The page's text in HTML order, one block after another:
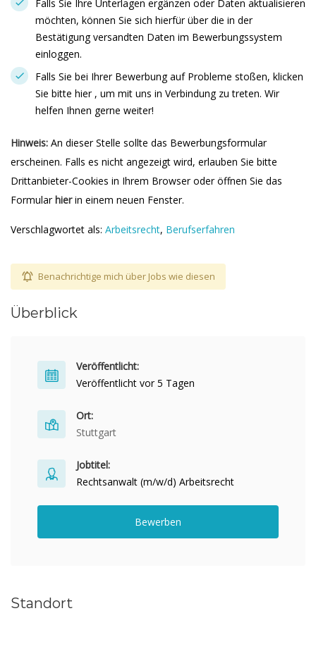
Falls Sie Ihre Unterlagen ergänzen oder Daten aktualisieren
möchten, können Sie sich hierfür über die in der
Bestätigung versandten Daten im Bewerbungssystem
einloggen.
Falls Sie bei Ihrer Bewerbung auf Probleme stoßen, klicken
Sie bitte hier , um mit uns in Verbindung zu treten. Wir
helfen Ihnen gerne weiter!
Hinweis: An dieser Stelle sollte das Bewerbungsformular
erscheinen. Falls es nicht angezeigt wird, erlauben Sie bitte
Drittanbieter-Cookies in Ihrem Browser oder öffnen Sie das
Formularhierin einem neuen Fenster.
Verschlagwortet als: Arbeitsrecht, Berufserfahren
Benachrichtige mich über Jobs wie diesen
Überblick
Veröffentlicht:
Veröffentlicht vor 5 Tagen
Ort:
Stuttgart
Jobtitel:
Rechtsanwalt (m/w/d) Arbeitsrecht
Bewerben
Standort